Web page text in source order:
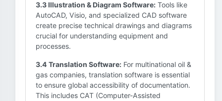
3.3 Illustration & Diagram Software: Tools like
AutoCAD, Visio, and specialized CAD software
create precise technical drawings and diagrams
crucial for understanding equipment and
processes.
3.4 Translation Software: For multinational oil &
gas companies, translation software is essential
to ensure global accessibility of documentation.
This includes CAT (Computer-Assisted